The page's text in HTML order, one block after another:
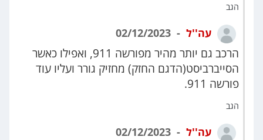
הגב
עה''ל
הרכב גם יותר מהיר מפורשה 911, ואפילו כאשר
הסייברביסט(הדגם החזק) מחזיק גורר ועליו עוד
פורשה 911.
הגב
עה''ל